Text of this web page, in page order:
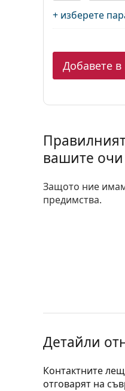
+ изберете
Добавете
вашите очи
Защото ние
предимства.
Детайли
Контактните
отговарят на